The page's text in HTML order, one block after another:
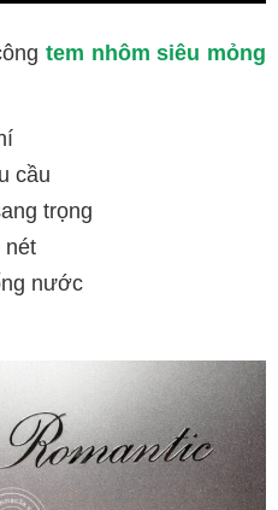
tem nhôm siêu mỏng
cầu
trọng
nét
nước